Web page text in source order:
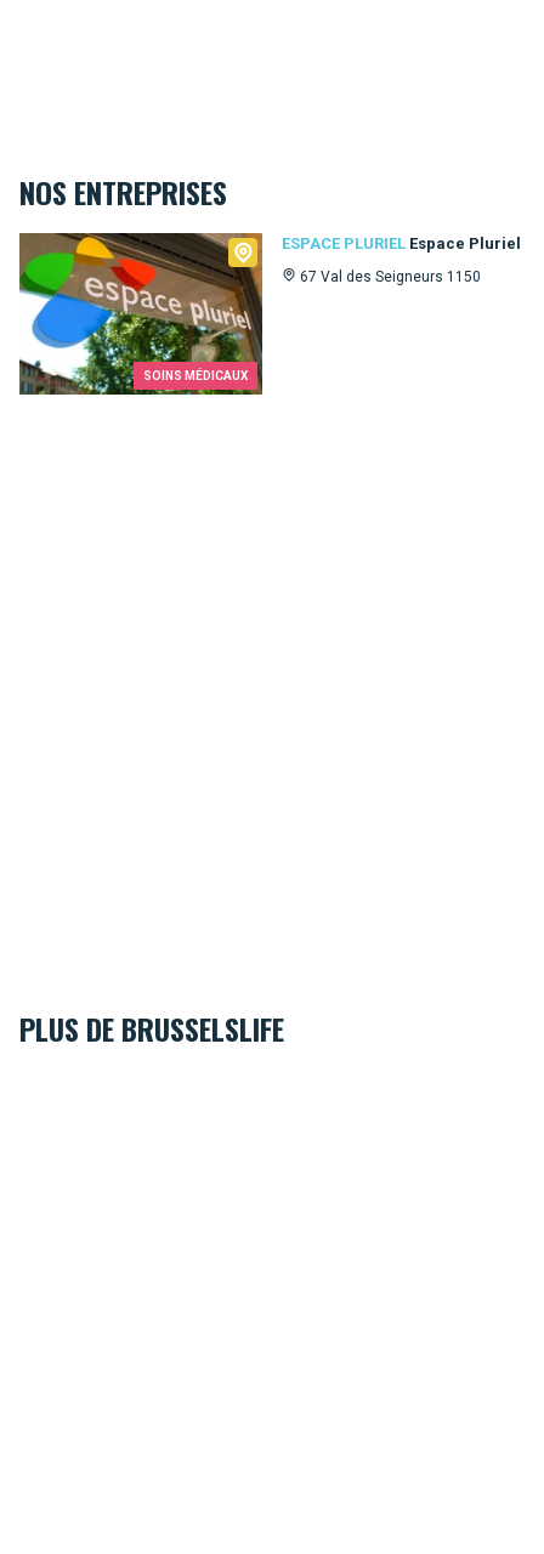
NOS ENTREPRISES
SOINS MÉDICAUX
ESPACE PLURIEL Espace Pluriel
67 Val des Seigneurs 1150
Espace Pluriel
PLUS DE BRUSSELSLIFE